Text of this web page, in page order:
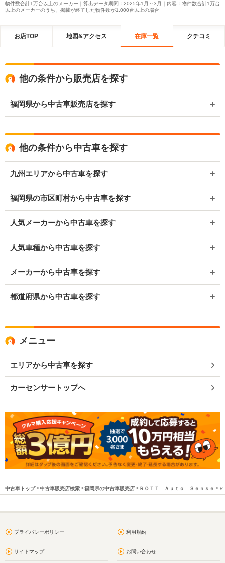
物件数合計1万台以上のメーカー｜算出データ期間：2025年1月～3月｜内容：物件数合計1万台
以上のメーカーのうち、掲載が終了した物件数が1,000台以上の場合
お店TOP 地図&アクセス 在庫一覧 クチコミ
他の条件から販売店を探す
福岡県から中古車販売店を探す
他の条件から中古車を探す
九州エリアから中古車を探す
福岡県の市区町村から中古車を探す
人気メーカーから中古車を探す
人気車種から中古車を探す
メーカーから中古車を探す
都道府県から中古車を探す
メニュー
エリアから中古車を探す
カーセンサートップへ
中古車トップ 中古車販売店検索 福岡県の中古車販売店 ＲＯＴＴ Ａｕｔｏ Ｓｅｎｓｅ
プライバシーポリシー 利用規約
サイトマップ お問い合わせ